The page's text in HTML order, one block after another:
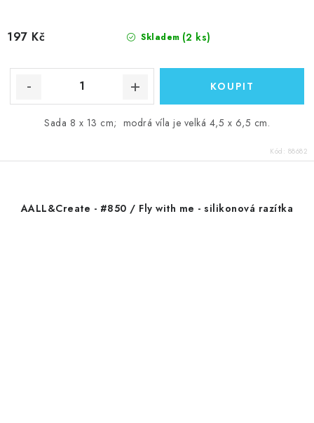
Skladem (2 ks)
197 Kč
Sada 8 x 13 cm; modrá víla je velká 4,5 x 6,5 cm.
Kód: 88682
AALL&Create - #850 / Fly with me - silikonová razítka